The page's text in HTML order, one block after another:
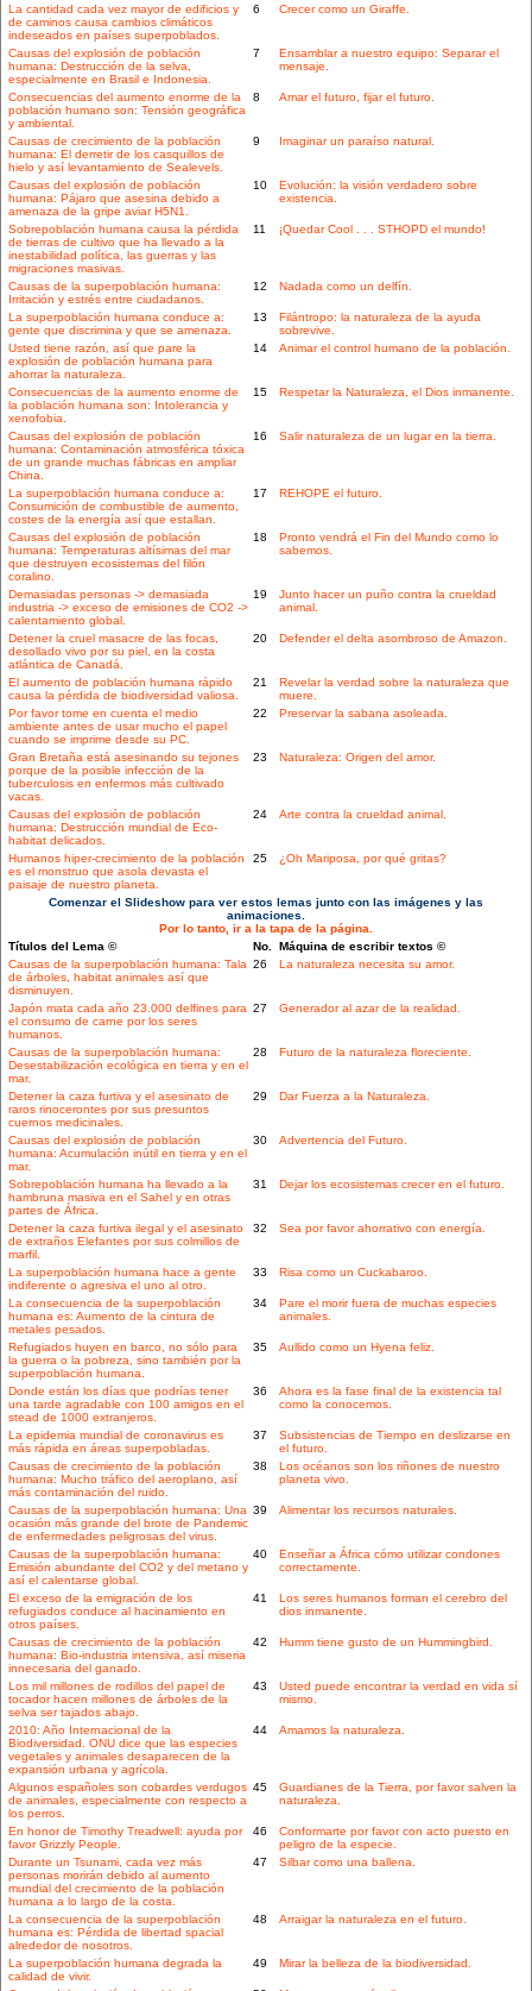
La cantidad cada vez mayor de edificios y
de caminos causa cambios climáticos
indeseados en países superpoblados.
6 Crecer como un Giraffe.
Causas del explosión de población
humana: Destrucción de la selva,
especialmente en Brasil e Indonesia.
7
Ensamblar a nuestro equipo: Separar el
mensaje.
Consecuencias del aumento enorme de la
población humano son: Tensión geográfica
y ambiental.
8 Amar el futuro, fijar el futuro.
Causas de crecimiento de la población
humana: El derretir de los casquillos de
hielo y así levantamiento de Sealevels.
9 Imaginar un paraíso natural.
Causas del explosión de población
humana: Pájaro que asesina debido a
amenaza de la gripe aviar H5N1.
10
Evolución: la visión verdadero sobre
existencia.
Sobrepoblación humana causa la pérdida
de tierras de cultivo que ha llevado a la
inestabilidad política, las guerras y las
migraciones masivas.
11 ¡Quedar Cool . . . STHOPD el mundo!
Causas de la superpoblación humana:
Irritación y estrés entre ciudadanos.
12 Nadada como un delfín.
La superpoblación humana conduce a:
gente que discrimina y que se amenaza.
13
Filántropo: la naturaleza de la ayuda
sobrevive.
Usted tiene razón, así que pare la
explosión de población humana para
ahorrar la naturaleza.
14 Animar el control humano de la población.
Consecuencias de la aumento enorme de
la población humana son: Intolerancia y
xenofobia.
15 Respetar la Naturaleza, el Dios inmanente.
Causas del explosión de población
humana: Contaminación atmosférica tóxica
de un grande muchas fábricas en ampliar
China.
16 Salir naturaleza de un lugar en la tierra.
La superpoblación humana conduce a:
Consumición de combustible de aumento,
costes de la energía así que estallan.
17 REHOPE el futuro.
Causas del explosión de población
humana: Temperaturas altísimas del mar
que destruyen ecosistemas del filón
coralino.
18
Pronto vendrá el Fin del Mundo como lo
sabemos.
Demasiadas personas -> demasiada
industria -> exceso de emisiones de CO2 ->
calentamiento global.
19
Junto hacer un puño contra la crueldad
animal.
Detener la cruel masacre de las focas,
desollado vivo por su piel, en la costa
atlántica de Canadá.
20 Defender el delta asombroso de Amazon.
El aumento de población humana rápido
causa la pérdida de biodiversidad valiosa.
21
Revelar la verdad sobre la naturaleza que
muere.
Por favor tome en cuenta el medio
ambiente antes de usar mucho el papel
cuando se imprime desde su PC.
22 Preservar la sabana asoleada.
Gran Bretaña está asesinando su tejones
porque de la posible infección de la
tuberculosis en enfermos más cultivado
vacas.
23 Naturaleza: Origen del amor.
Causas del explosión de población
humana: Destrucción mundial de Eco-
habitat delicados.
24 Arte contra la crueldad animal.
Humanos hiper-crecimiento de la población
es el monstruo que asola devasta el
paisaje de nuestro planeta.
25 ¿Oh Mariposa, por qué gritas?
Comenzar el Slideshow para ver estos lemas junto con las imágenes y las
animaciones.
Por lo tanto, ir a la tapa de la página.
Títulos del Lema ©
No. Máquina de escribir textos ©
Causas de la superpoblación humana: Tala
de árboles, habitat animales así que
disminuyen.
26 La naturaleza necesita su amor.
Japón mata cada año 23.000 delfines para
el consumo de carne por los seres
humanos.
27 Generador al azar de la realidad.
Causas de la superpoblación humana:
Desestabilización ecológica en tierra y en el
mar.
28 Futuro de la naturaleza floreciente.
Detener la caza furtiva y el asesinato de
raros rinocerontes por sus presuntos
cuernos medicinales.
29 Dar Fuerza a la Naturaleza.
Causas del explosión de población
humana: Acumulación inútil en tierra y en el
mar.
30 Advertencia del Futuro.
Sobrepoblación humana ha llevado a la
hambruna masiva en el Sahel y en otras
partes de África.
31 Dejar los ecosistemas crecer en el futuro.
Detener la caza furtiva ilegal y el asesinato
de extraños Elefantes por sus colmillos de
marfil.
32 Sea por favor ahorrativo con energía.
La superpoblación humana hace a gente
indiferente o agresiva el uno al otro.
33 Risa como un Cuckabaroo.
La consecuencia de la superpoblación
humana es: Aumento de la cintura de
metales pesados.
34
Pare el morir fuera de muchas especies
animales.
Refugiados huyen en barco, no sólo para
la guerra o la pobreza, sino también por la
superpoblación humana.
35 Aullido como un Hyena feliz.
Donde están los días que podrías tener
una tarde agradable con 100 amigos en el
stead de 1000 extranjeros.
36
Ahora es la fase final de la existencia tal
como la conocemos.
La epidemia mundial de coronavirus es
más rápida en áreas superpobladas.
37
Subsistencias de Tiempo en deslizarse en
el futuro.
Causas de crecimiento de la población
humana: Mucho tráfico del aeroplano, así
más contaminación del ruido.
38
Los océanos son los riñones de nuestro
planeta vivo.
Causas de la superpoblación humana: Una
ocasión más grande del brote de Pandemic
de enfermedades peligrosas del virus.
39 Alimentar los recursos naturales.
Causas de la superpoblación humana:
Emisión abundante del CO2 y del metano y
así el calentarse global.
40
Enseñar a África cómo utilizar condones
correctamente.
El exceso de la emigración de los
refugiados conduce al hacinamiento en
otros países.
41
Los seres humanos forman el cerebro del
dios inmanente.
Causas de crecimiento de la población
humana: Bio-industria intensiva, así miseria
innecesaria del ganado.
42 Humm tiene gusto de un Hummingbird.
Los mil millones de rodillos del papel de
tocador hacen millones de árboles de la
selva ser tajados abajo.
43
Usted puede encontrar la verdad en vida sí
mismo.
2010: Año Internacional de la
Biodiversidad. ONU dice que las especies
vegetales y animales desaparecen de la
expansión urbana y agrícola.
44 Amamos la naturaleza.
Algunos españoles son cobardes verdugos
de animales, especialmente con respecto a
los perros.
45
Guardianes de la Tierra, por favor salven la
naturaleza.
En honor de Timothy Treadwell: ayuda por
favor Grizzly People.
46
Conformarte por favor con acto puesto en
peligro de la especie.
Durante un Tsunami, cada vez más
personas morirán debido al aumento
mundial del crecimiento de la población
humana a lo largo de la costa.
47 Silbar como una ballena.
La consecuencia de la superpoblación
humana es: Pérdida de libertad spacial
alrededor de nosotros.
48 Arraigar la naturaleza en el futuro.
La superpoblación humana degrada la
calidad de vivir.
49 Mirar la belleza de la biodiversidad.